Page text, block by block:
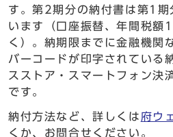
す。第2期分の納付書は第1期
います（口座振替、年間税額
く）。納期限までに金融機関
バーコードが印字されている
スストア・スマートフォン決
です。
納付方法など、詳しくは 府ウ
くか、お問合せください。